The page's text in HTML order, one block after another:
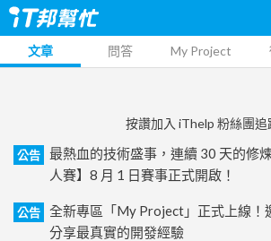
文章 問答 My Project
按讚加入 iThelp 粉絲團追
公告
最熱血的技術盛事，連續 30 天的修
人賽】8 月 1 日賽事正式開啟！
公告
全新專區「My Project」正式上線！
分享最真實的開發經驗